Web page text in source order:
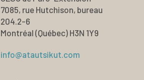
7085, rue Hutchison, bureau
204.2-6
Montréal (Québec) H3N 1Y9
info@atautsikut.com